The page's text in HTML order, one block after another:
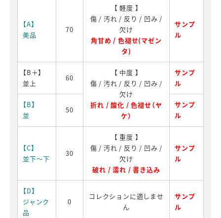
【A】
美品
70
【 軽度 】
傷 / 汚れ / 反り / 凹み /
欠け
角甘め / 色褪せ(マゼン
タ)
サンプ
ル
【B＋】
並上
60
【 中度 】
傷 / 汚れ / 反り / 凹み /
欠け
折れ / 酸化 / 色褪せ（ヤ
ケ）
サンプ
ル
【B】
並
50
サンプ
ル
【C】
並下～下
30
【 重度 】
傷 / 汚れ / 反り / 凹み /
欠け
破れ / 濡れ / 書き込み
サンプ
ル
【D】
ジャンク
品
0
コレクションに適しませ
ん
サンプ
ル